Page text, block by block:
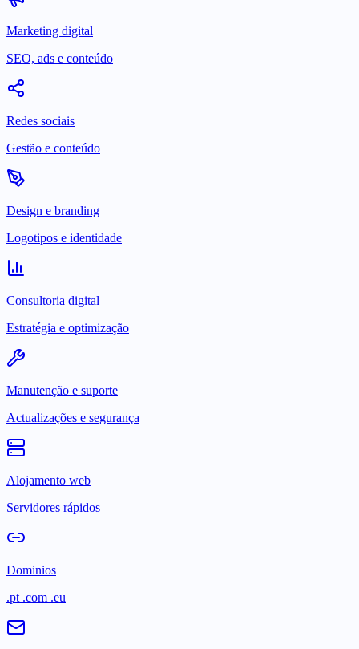
Marketing digital
SEO, ads e conteúdo
Redes sociais
Gestão e conteúdo
Design e branding
Logotipos e identidade
Consultoria digital
Estratégia e optimização
Manutenção e suporte
Actualizações e segurança
Alojamento web
Servidores rápidos
Dominios
.pt .com .eu